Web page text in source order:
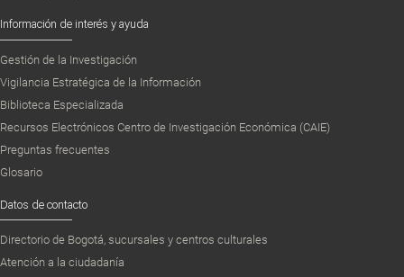
Información de interés y ayuda
Gestión de la Investigación
Vigilancia Estratégica de la Información
Biblioteca Especializada
Recursos Electrónicos Centro de Investigación Económica (CAIE)
Preguntas frecuentes
Glosario
Datos de contacto
Directorio de Bogotá, sucursales y centros culturales
Atención a la ciudadanía